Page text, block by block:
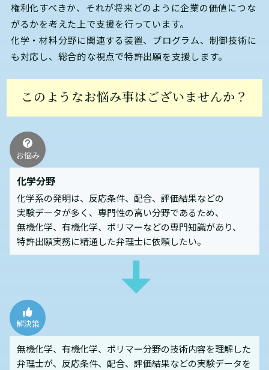
権利化すべきか、それが将来どのように企業の価値につな
がるかを考えた上で支援を行っています。
化学・材料分野に関連する装置、プログラム、制御技術に
も対応し、総合的な視点で特許出願を支援します。
このようなお悩み事はございませんか？
お悩み
化学分野
化学系の発明は、反応条件、配合、評価結果などの
実験データが多く、専門性の高い分野であるため、
無機化学、有機化学、ポリマーなどの専門知識があり、
特許出願実務に精通した弁理士に依頼したい。
解決策
無機化学、有機化学、ポリマー分野の技術内容を理解した
弁理士が、反応条件、配合、評価結果などの実験データを